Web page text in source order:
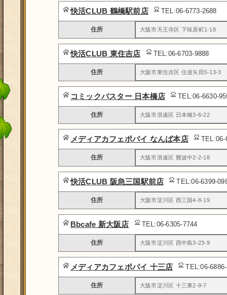
快活CLUB 鶴橋駅前店 TEL:06-6773-2688
住所 大阪市天王寺区 下味原町1-18
快活CLUB 東住吉店 TEL:06-6703-9888
住所 大阪市東住吉区 住道矢田5-13-3
コミックバスター 日本橋店 TEL:06-6630-
住所 大阪市浪速区 日本橋3-6-22
メディアカフェポパイ なんば本店
住所 大阪市浪速区 難波中2-2-18
快活CLUB 阪急三国駅前店 TEL:06-6399-
住所 大阪市淀川区 西三国4-8-19
Bbcafe 新大阪店 TEL:06-6305-7744
住所 大阪市淀川区 西中島3-23-9
メディアカフェポパイ 十三店 TEL:06-
住所 大阪市淀川区 十三東2-9-7